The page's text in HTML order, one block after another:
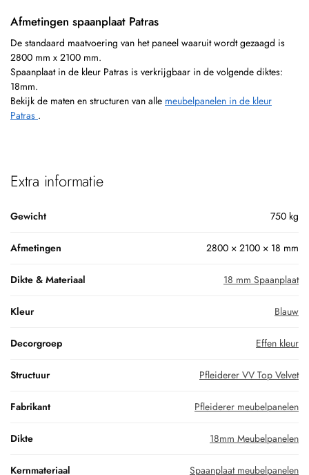
Afmetingen spaanplaat Patras
De standaard maatvoering van het paneel waaruit wordt gezaagd is
2800 mm x 2100 mm.
Spaanplaat in de kleur Patras is verkrijgbaar in de volgende diktes:
18mm.
Bekijk de maten en structuren van alle meubelpanelen in de kleur
Patras .
Extra informatie
Gewicht 750 kg
Afmetingen 2800 × 2100 × 18 mm
Dikte & Materiaal 18 mm Spaanplaat
Kleur Blauw
Decorgroep Effen kleur
Structuur Pfleiderer VV Top Velvet
Fabrikant Pfleiderer meubelpanelen
Dikte 18mm Meubelpanelen
Kernmateriaal Spaanplaat meubelpanelen